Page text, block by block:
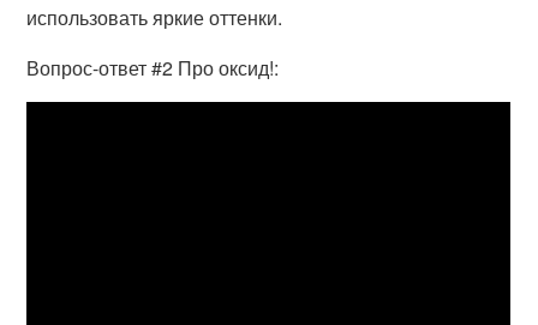
использовать яркие оттенки.
Вопрос-ответ #2 Про оксид!: